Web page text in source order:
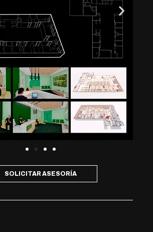
SOLICITAR ASESORÍA